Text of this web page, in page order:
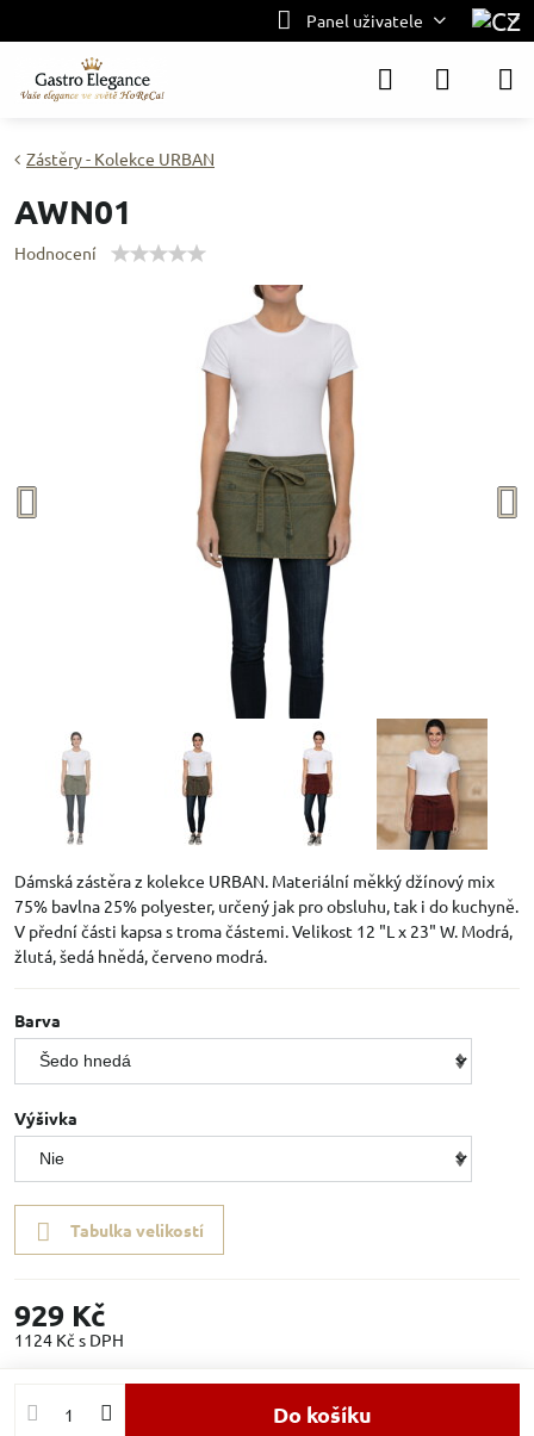
Panel uživatele
Zástěry - Kolekce URBAN
AWN01
Hodnocení
Dámská zástěra z kolekce URBAN. Materiální měkký džínový mix
75% bavlna 25% polyester, určený jak pro obsluhu, tak i do kuchyně.
V přední části kapsa s troma částemi. Velikost 12 "L x 23" W. Modrá,
žlutá, šedá hnědá, červeno modrá.
Barva
Výšivka
Tabulka velikostí
929 Kč
1124 Kč s DPH
Do košíku